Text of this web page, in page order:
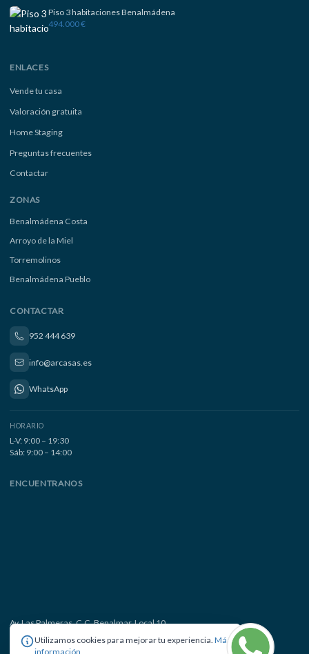
Piso 3 habitaciones Benalmádena
494.000 €
ENLACES
Vende tu casa
Valoración gratuita
Home Staging
Preguntas frecuentes
Contactar
ZONAS
Benalmádena Costa
Arroyo de la Miel
Torremolinos
Benalmádena Pueblo
CONTACTAR
952 444 639
info@arcasas.es
WhatsApp
HORARIO
L-V: 9:00 – 19:30
Sáb: 9:00 – 14:00
ENCUENTRANOS
Av. Las Palmeras, C.C. Benalmar, Local 10
29630 Benalmádena Costa, Málaga
Utilizamos cookies para mejorar tu experiencia. Más
información